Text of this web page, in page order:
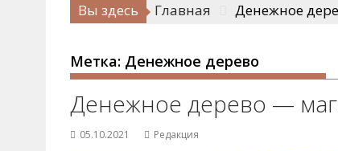
Вы здесь Главная Денежное
Метка: Денежное дерево
Денежное дерево —
05.10.2021 Редакция